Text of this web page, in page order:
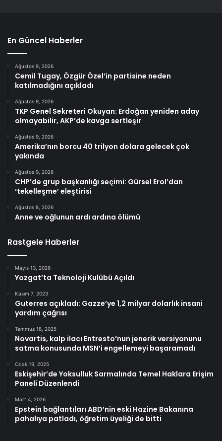
En Güncel Haberler
Ağustos 9, 2026
Cemil Tugay, Özgür Özel’in partisine neden
katılmadığını açıkladı
Ağustos 9, 2026
TKP Genel Sekreteri Okuyan: Erdoğan yeniden aday
olmayabilir, AKP’de kavga sertleşir
Ağustos 9, 2026
Amerika’nın borcu 40 trilyon dolara gelecek çok
yakında
Ağustos 9, 2026
CHP’de grup başkanlığı seçimi: Gürsel Erol’dan
‘tekelleşme’ eleştirisi
Ağustos 8, 2026
Anne ve oğlunun ardı ardına ölümü
Rastgele Haberler
Mayıs 13, 2026
Yozgat’ta Teknoloji Kulübü Açıldı
Kasım 7, 2023
Guterres açıkladı: Gazze’ye 1,2 milyar dolarlık insani
yardım çağrısı
Temmuz 18, 2025
Novartis, kalp ilacı Entresto’nun jenerik versiyonunu
satma konusunda MSN’i engellemeyi başaramadı
Ocak 19, 2025
Eskişehir’de Yoksulluk Sarmalında Temel Haklara Erişim
Paneli Düzenlendi
Mart 4, 2026
Epstein bağlantıları ABD’nin eski Hazine Bakanına
pahalıya patladı, öğretim üyeliği de bitti